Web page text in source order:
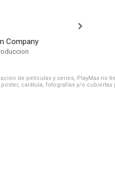
Company
de películas y series, PlayMax no
carátula, fotografías y/o